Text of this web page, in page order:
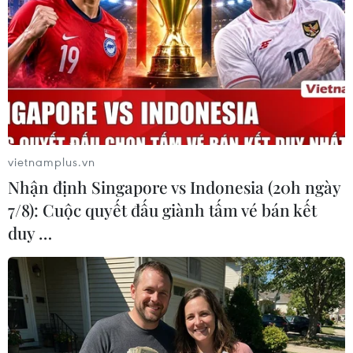
Theo dõi VietnamPlus
TIN LIÊN QUAN
vietnamplus.vn
Nhận định Singapore vs Indonesia (20h ngày
7/8): Cuộc quyết đấu giành tấm vé bán kết
duy …